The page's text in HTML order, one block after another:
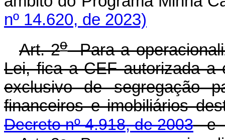
nº 14.620, de 2023)
Art. 2oPara a
Lei, fica a CEF autorizada a
exclusivo de segregação
financeiros e
Decreto nº 4.918, de 2003e